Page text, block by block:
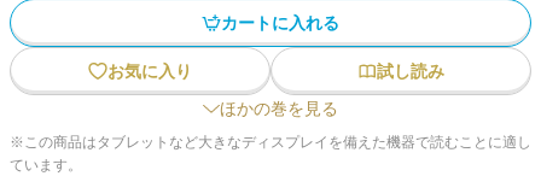
カートに入れる
お気に入り
試し読み
ほかの巻を見る
※この商品はタブレットなど大きなディスプレイを備えた機器で読むことに適し
ています。